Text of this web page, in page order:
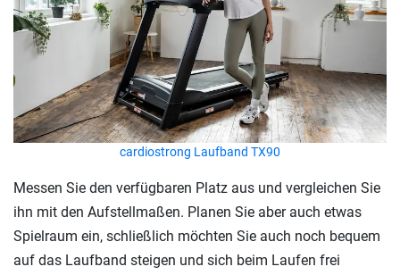
cardiostrong Laufband TX90
Messen Sie den verfügbaren Platz aus und vergleichen Sie
ihn mit den Aufstellmaßen. Planen Sie aber auch etwas
Spielraum ein, schließlich möchten Sie auch noch bequem
auf das Laufband steigen und sich beim Laufen frei